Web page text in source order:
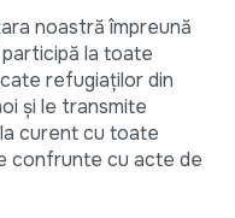
noastră împreună
la toate
refugiaților din
și le transmite
curent cu toate
confrunte cu acte de